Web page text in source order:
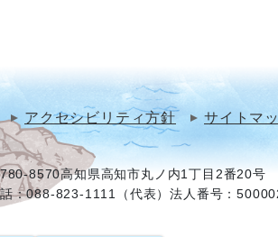
アクセシビリティ方針 サイトマ
8570高知県高知市丸ノ内1丁目2番20号
：088-823-1111（代表）法人番号：